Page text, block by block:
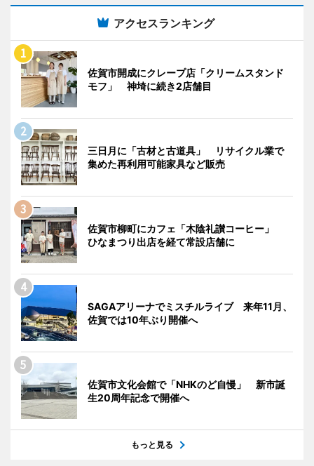
アクセスランキング
佐賀市開成にクレープ店「クリームスタンド
モフ」 神埼に続き2店舗目
三日月に「古材と古道具」 リサイクル業で
集めた再利用可能家具など販売
佐賀市柳町にカフェ「木陰礼讃コーヒー」
ひなまつり出店を経て常設店舗に
SAGAアリーナでミスチルライブ 来年11月、
佐賀では10年ぶり開催へ
佐賀市文化会館で「NHKのど自慢」 新市誕
生20周年記念で開催へ
もっと見る